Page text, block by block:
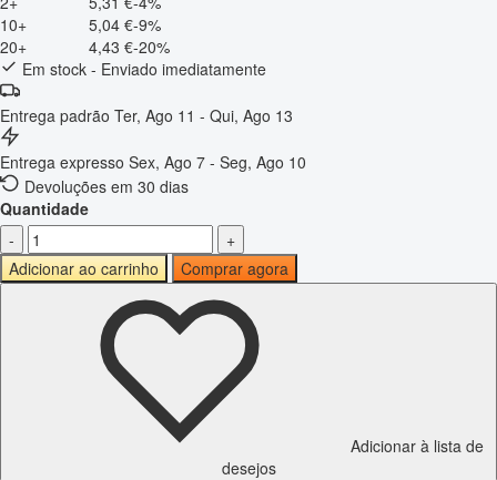
10+
5,04 €-9%
20+
4,43 €-20%
Em stock - Enviado imediatamente
Entrega padrão Ter, Ago 11 - Qui, Ago 13
Entrega expresso Sex, Ago 7 - Seg, Ago 10
Devoluções em 30 dias
Quantidade
-
+
Adicionar ao carrinho
Comprar agora
Adicionar à lista de
desejos